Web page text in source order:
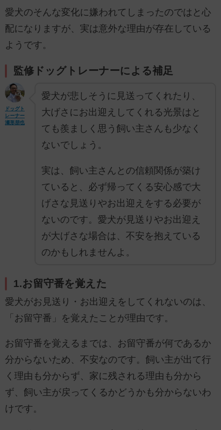
愛犬のそんな変化に嫌われてしまったのではと心
配になりますが、実は意外な理由が存在している
ようです。
監修ドッグトレーナーによる補足
ドッグト
レーナー
瀬形朋也
愛犬が悲しそうに見送ってくれたり、
大げさにお出迎えしてくれる光景はと
ても羨ましく思う飼い主さんも少なく
ないでしょう。
実は、飼い主さんとの信頼関係が築け
ていると、必ず帰ってくる安心感で大
げさな見送りやお出迎えをする必要が
ないのです。愛犬が見送りやお出迎え
が大げさな場合は、不安を抱えている
のかもしれませんよ。
1.お留守番を覚えた
愛犬がお見送り・お出迎えをしてくれないのは、
「お留守番」を覚えたことが理由です。
お留守番を覚えるまでは、お留守番が何であるか
分からないため、不安なのです。飼い主が出て行
く理由も分からず、家に残される理由も分から
ず、飼い主が戻ってくるかどうかも分からないわ
けです。